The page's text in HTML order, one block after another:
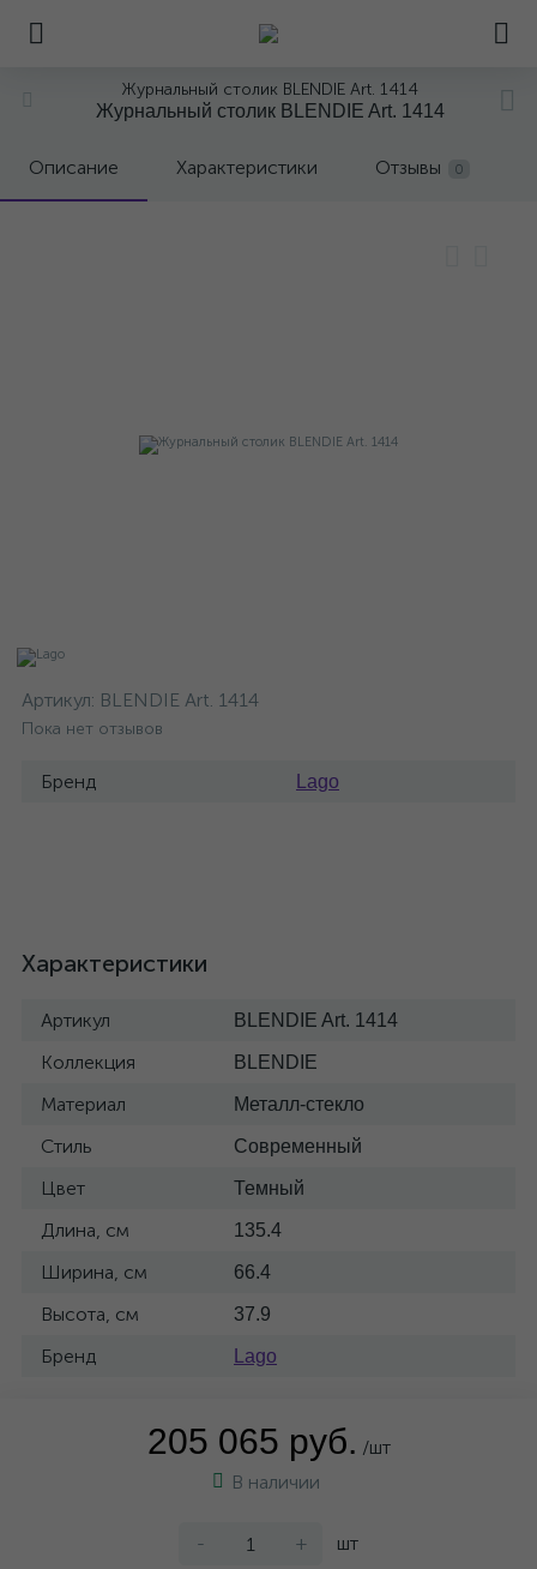
Журнальный столик BLENDIE Art. 1414
Журнальный столик BLENDIE Art. 1414
Описание Характеристики Отзывы 0
Артикул: BLENDIE Art. 1414
Пока нет отзывов
Бренд Lago
Характеристики
Артикул BLENDIE Art. 1414
Коллекция BLENDIE
Материал Металл-стекло
Стиль Современный
Цвет Темный
Длина, см 135.4
Ширина, см 66.4
Высота, см 37.9
Бренд Lago
205 065 руб. /шт
В наличии
- + шт